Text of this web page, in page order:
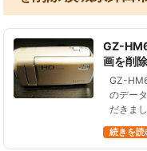
GZ-
画を削
GZ-
のデー
だきま
元…
続きを読